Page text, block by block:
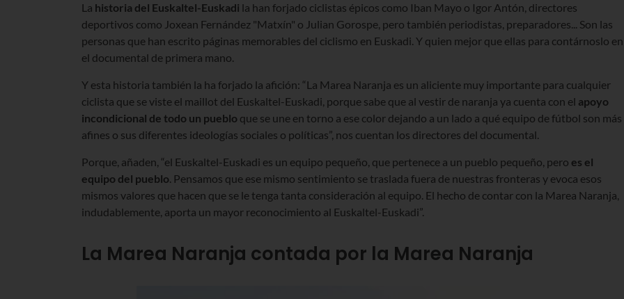
La historia del Euskaltel-Euskadi la han forjado ciclistas épicos como Iban Mayo o Igor Antón, directores
deportivos como Joxean Fernández "Matxín" o Julian Gorospe, pero también periodistas, preparadores... Son las
personas que han escrito páginas memorables del ciclismo en Euskadi. Y quien mejor que ellas para contárnoslo en
el documental de primera mano.
Y esta historia también la ha forjado la afición: “La Marea Naranja es un aliciente muy importante para cualquier
ciclista que se viste el maillot del Euskaltel-Euskadi, porque sabe que al vestir de naranja ya cuenta con el apoyo
incondicional de todo un pueblo que se une en torno a ese color dejando a un lado a qué equipo de fútbol son más
afines o sus diferentes ideologías sociales o políticas”, nos cuentan los directores del documental.
Porque, añaden, “el Euskaltel-Euskadi es un equipo pequeño, que pertenece a un pueblo pequeño, pero es el
equipo del pueblo. Pensamos que ese mismo sentimiento se traslada fuera de nuestras fronteras y evoca esos
mismos valores que hacen que se le tenga tanta consideración al equipo. El hecho de contar con la Marea Naranja,
indudablemente, aporta un mayor reconocimiento al Euskaltel-Euskadi”.
La Marea Naranja contada por la Marea Naranja